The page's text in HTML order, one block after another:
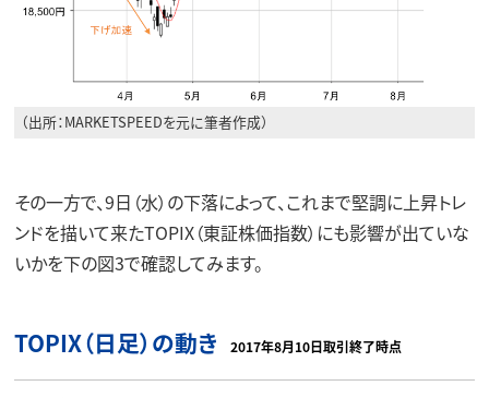
（出所：MARKETSPEEDを元に筆者作成）
その一方で、9日（水）の下落によって、これまで堅調に上昇トレ
ンドを描いて来たTOPIX（東証株価指数）にも影響が出ていな
いかを下の図3で確認してみます。
TOPIX（日足）の動き 2017年8月10日取引終了時点